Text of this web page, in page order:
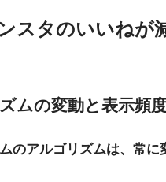
スタのいいねが
ムの変動と表示頻
のアルゴリズムは、常に